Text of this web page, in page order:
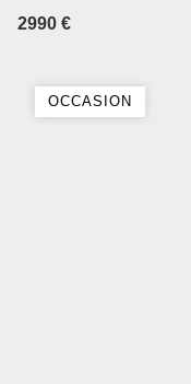
2990 €
OCCASION